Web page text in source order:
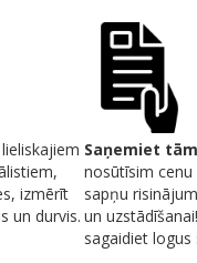
izmērīt
un durvis.
Saņemiet
nosūtīsim cenu
sapņu
un
sagaidiet logus